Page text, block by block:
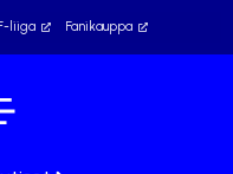
liiga Fanikauppa